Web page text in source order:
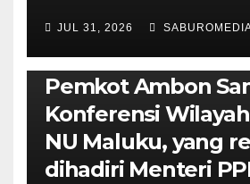
JUL 31, 2026
AMBON METRO JURNALISME AKTIVIS
POLITIK & PEMERINTAHAN
Pemkot Ambon
Konferensi
NU Maluku, yang
dihadiri Menteri